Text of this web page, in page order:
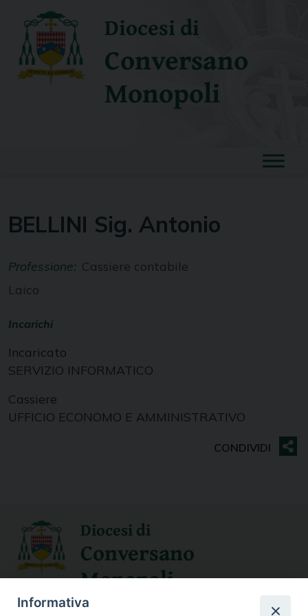
content
Diocesi di
Conversano
Monopoli
BELLINI Sig. Antonio
Professione: Cassiere contabile
Laico
Incarichi
Incaricato
SERVIZIO INFORMATICO
Cassiere
UFFICIO ECONOMO E AMMINISTRATIVO
Diocesi di
Conversano
Monopoli
Informativa